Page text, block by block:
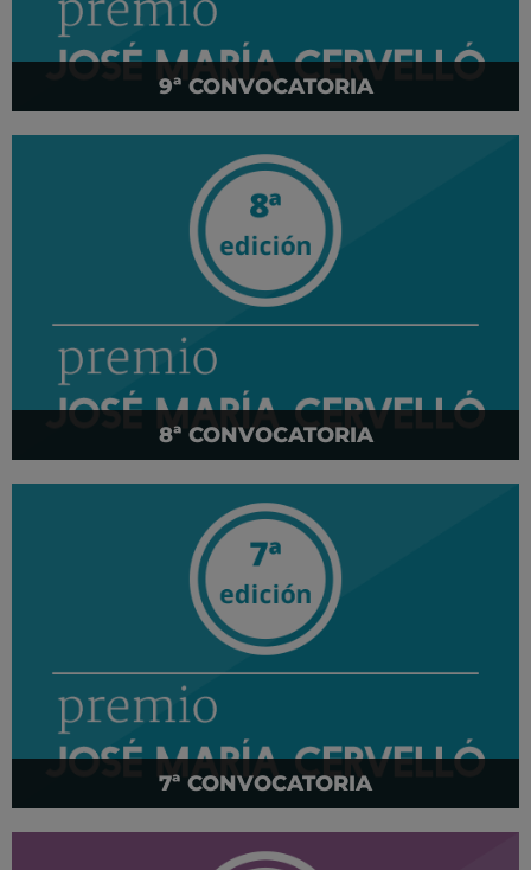
9ª CONVOCATORIA
8ª CONVOCATORIA
7ª CONVOCATORIA